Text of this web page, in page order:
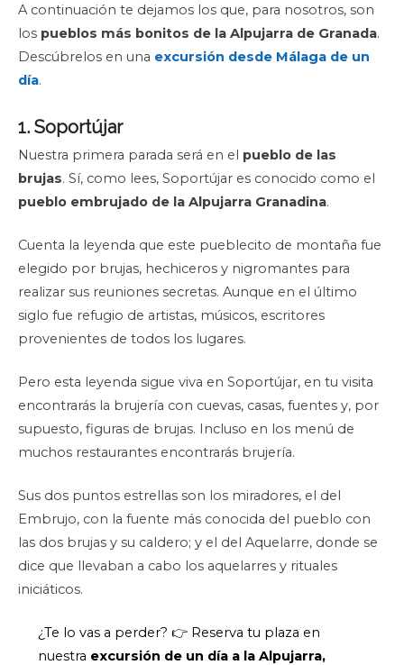
A continuación te dejamos los que, para nosotros, son
los pueblos más bonitos de la Alpujarra de Granada.
Descúbrelos en una excursión desde Málaga de un
día.
1. Soportújar
Nuestra primera parada será en el pueblo de las
brujas. Sí, como lees, Soportújar es conocido como el
pueblo embrujado de la Alpujarra Granadina.
Cuenta la leyenda que este pueblecito de montaña fue
elegido por brujas, hechiceros y nigromantes para
realizar sus reuniones secretas. Aunque en el último
siglo fue refugio de artistas, músicos, escritores
provenientes de todos los lugares.
Pero esta leyenda sigue viva en Soportújar, en tu visita
encontrarás la brujería con cuevas, casas, fuentes y, por
supuesto, figuras de brujas. Incluso en los menú de
muchos restaurantes encontrarás brujería.
Sus dos puntos estrellas son los miradores, el del
Embrujo, con la fuente más conocida del pueblo con
las dos brujas y su caldero; y el del Aquelarre, donde se
dice que llevaban a cabo los aquelarres y rituales
iniciáticos.
¿Te lo vas a perder? 👉 Reserva tu plaza en
nuestra excursión de un día a la Alpujarra,